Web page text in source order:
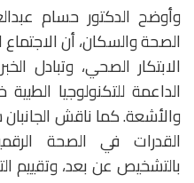
وأوضح الدكتور حسام
الصحة والسكان، أن
الابتكار الصحي، وتبادل
الداعمة للتكنولوجيا
والأشعة. كما ناقش الجانبان
القدرات في الصحة
بالتشخيص عن بعد، وتقييم